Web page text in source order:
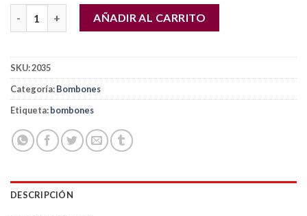
Caja Cherry Queen 132 gr. cantidad
AÑADIR AL CARRITO
SKU:2035
Categoría:Bombones
Etiqueta:bombones
DESCRIPCIÓN